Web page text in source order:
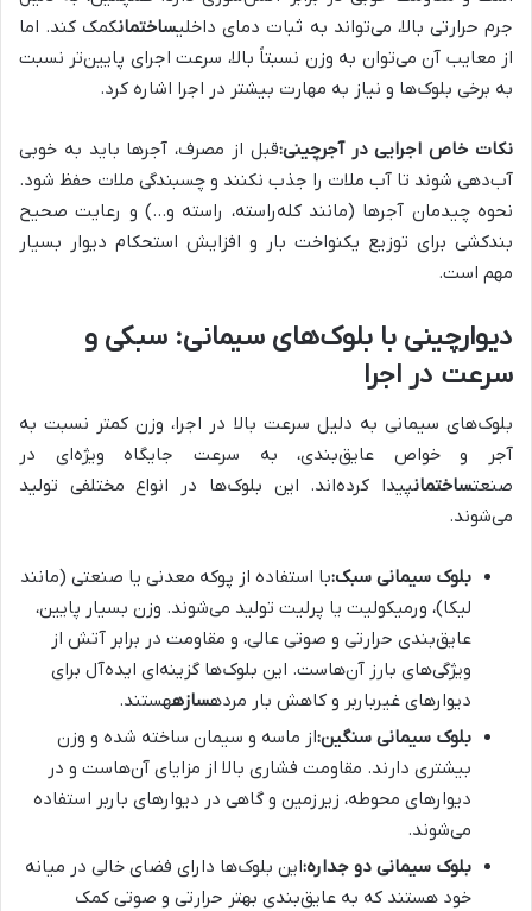
جرم حرارتی بالا، می‌تواند به ثبات دمای داخلیساختمانکمک کند. اما
از معایب آن می‌توان به وزن نسبتاً بالا، سرعت اجرای پایین‌تر نسبت
به برخی بلوک‌ها و نیاز به مهارت بیشتر در اجرا اشاره کرد.
نکات خاص اجرایی در آجرچینی:قبل از مصرف، آجرها باید به خوبی
آب‌دهی شوند تا آب ملات را جذب نکنند و چسبندگی ملات حفظ شود.
نحوه چیدمان آجرها (مانند کله‌راسته، راسته و…) و رعایت صحیح
بندکشی برای توزیع یکنواخت بار و افزایش استحکام دیوار بسیار
مهم است.
دیوارچینی با بلوک‌های سیمانی: سبکی و
سرعت در اجرا
بلوک‌های سیمانی به دلیل سرعت بالا در اجرا، وزن کمتر نسبت به
آجر و خواص عایق‌بندی، به سرعت جایگاه ویژه‌ای در
صنعتساختمانپیدا کرده‌اند. این بلوک‌ها در انواع مختلفی تولید
می‌شوند.
بلوک سیمانی سبک:با استفاده از پوکه معدنی یا صنعتی (مانند
لیکا)، ورمیکولیت یا پرلیت تولید می‌شوند. وزن بسیار پایین،
عایق‌بندی حرارتی و صوتی عالی، و مقاومت در برابر آتش از
ویژگی‌های بارز آن‌هاست. این بلوک‌ها گزینه‌ای ایده‌آل برای
دیوارهای غیرباربر و کاهش بار مردهسازههستند.
بلوک سیمانی سنگین:از ماسه و سیمان ساخته شده و وزن
بیشتری دارند. مقاومت فشاری بالا از مزایای آن‌هاست و در
دیوارهای محوطه، زیرزمین و گاهی در دیوارهای باربر استفاده
می‌شوند.
بلوک سیمانی دو جداره:این بلوک‌ها دارای فضای خالی در میانه
خود هستند که به عایق‌بندی بهتر حرارتی و صوتی کمک